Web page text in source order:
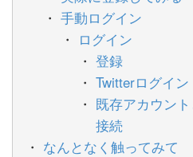
手動ログイン
ログイン
登録
Twitterログイン
既存アカウン
接続
なんとなく触ってみて